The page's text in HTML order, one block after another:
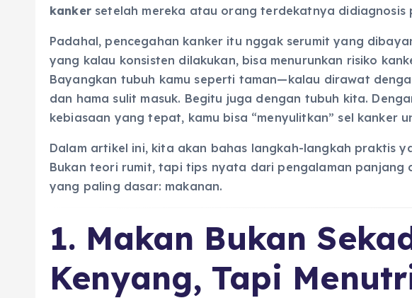
kankersetelah mereka atau orang terdekatnya didiagnosis
Padahal, pencegahan kanker itu nggak serumit yang
yang kalau konsisten dilakukan, bisa menurunkan risiko
Bayangkan tubuh kamu seperti taman—kalau dirawat
dan hama sulit masuk. Begitu juga dengan tubuh kita.
kebiasaan yang tepat, kamu bisa “menyulitkan” sel kanker
Dalam artikel ini, kita akan bahas langkah-langkah praktis
Bukan teori rumit, tapi tips nyata dari pengalaman panjang
yang paling dasar: makanan.
1. Makan Bukan
Kenyang, Tapi